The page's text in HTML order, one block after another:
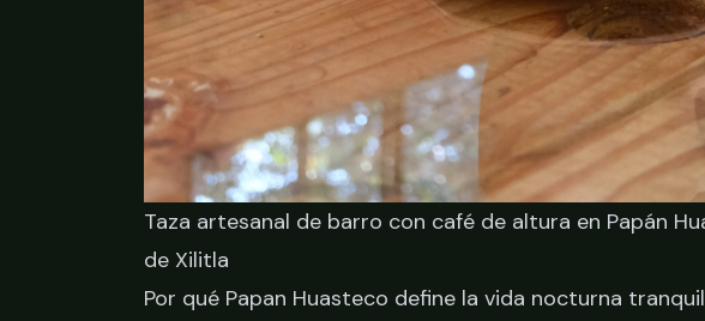
Taza artesanal de barro con café de altura en Papán
de Xilitla
Por qué Papan Huasteco define la vida nocturna